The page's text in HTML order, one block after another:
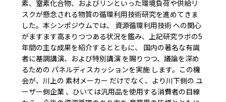
素、窒素化合物、およびリンといった環境負荷や供給リ
スクが懸念される物質の循環利用技術研究を進めてきま
した。本シンポジウムでは、 資源循環利用技術 への関心
がますます高まりつつある状況を鑑み、上記研究ラボの5
年間の主な成果を紹介するとともに、 国内の著名な有識
者に基調講演、および特別講演 を賜りつつ、議論を深め
るための パネルディスカッションを実施 します。この機
会が、川上の 素材メーカー だけでなく、より川下側の ユ
ーザー側企業 、ひいては汎用品を使用する消費者の目線